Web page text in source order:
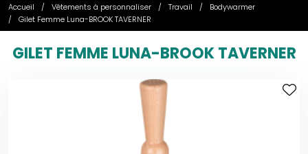
Accueil Vêtements à personnaliser Travail
Bodywarmer
Gilet Femme Luna-BROOK TAVERNER
GILET FEMME LUNA-BROOK TAVERNER